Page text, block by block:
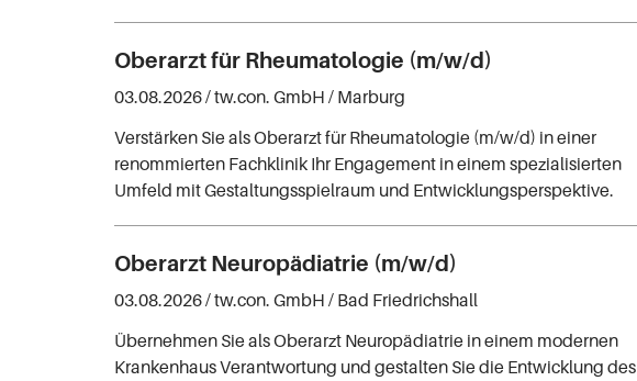
Oberarzt für Rheumatologie (m/w/d)
03.08.2026 /tw.con. GmbH / Marburg
Verstärken Sie als Oberarzt für Rheumatologie (m/w/d) in einer
renommierten Fachklinik Ihr Engagement in einem spezialisierten
Umfeld mit Gestaltungsspielraum und Entwicklungsperspektive.
Oberarzt Neuropädiatrie (m/w/d)
03.08.2026 /tw.con. GmbH / Bad Friedrichshall
Übernehmen Sie als Oberarzt Neuropädiatrie in einem modernen
Krankenhaus Verantwortung und gestalten Sie die Entwicklung des